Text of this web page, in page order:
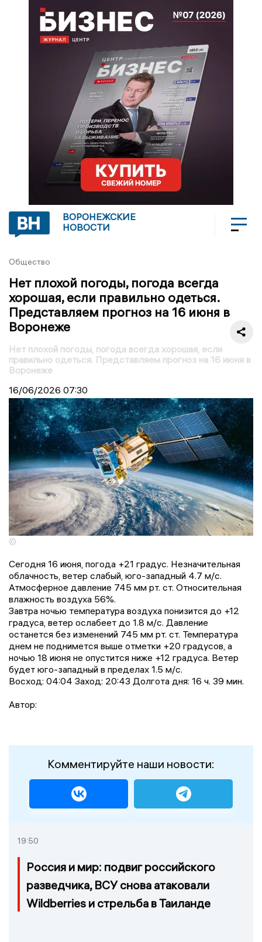
ВОРОНЕЖСКИЕ
НОВОСТИ
Общество
Нет плохой погоды, погода всегда
хорошая, если правильно одеться.
Представляем прогноз на 16 июня в
Воронеже
Нет плохой погоды, погода всегда хорошая, если
правильно одеться. Представляем прогноз на 16 июня в
Воронеже
16/06/2026 07:30
©
Сегодня 16 июня, погода +21 градус. Незначительная
облачность, ветер слабый, юго-западный 4.7 м/с.
Атмосферное давление 745 мм рт. ст. Относительная
влажность воздуха 56%.
Завтра ночью температура воздуха понизится до +12
градусa, ветер ослабеет до 1.8 м/с. Давление
останется без изменений 745 мм рт. ст. Температура
днем не поднимется выше отметки +20 градусов, a
ночью 18 июня не опустится ниже +12 градусa. Ветер
будет юго-западный в пределах 1.5 м/с.
Восход: 04:04 Заход: 20:43 Долгота дня: 16 ч. 39 мин.
Автор:
Комментируйте наши новости:
19:50
Россия и мир: подвиг российского
разведчика, ВСУ снова атаковали
Wildberries и стрельба в Таиланде